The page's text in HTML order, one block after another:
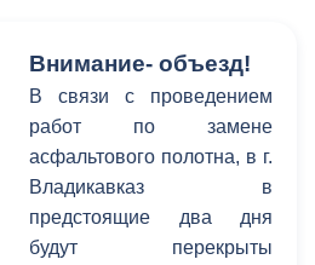
наркосодержащих
растений.
Внимание- объезд!
В связи с проведением
работ по замене
асфальтового полотна, в г.
Владикавказ в
предстоящие два дня
будут перекрыты